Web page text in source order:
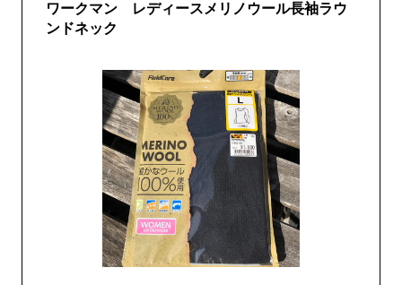
ワークマン レディースメリノウール長袖ラウ
ンドネック